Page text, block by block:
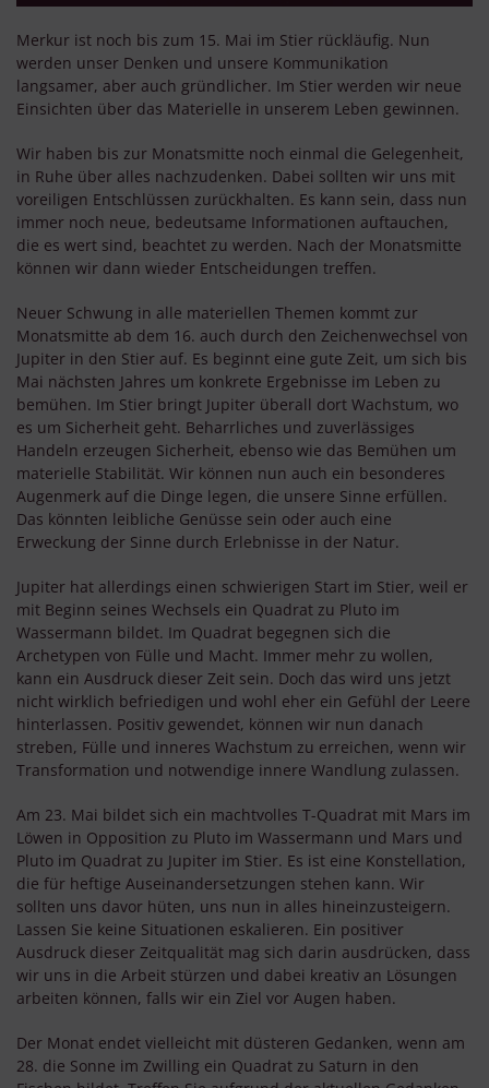
Merkur ist noch bis zum 15. Mai im Stier rückläufig. Nun
werden unser Denken und unsere Kommunikation
langsamer, aber auch gründlicher. Im Stier werden wir neue
Einsichten über das Materielle in unserem Leben gewinnen.
Wir haben bis zur Monatsmitte noch einmal die Gelegenheit,
in Ruhe über alles nachzudenken. Dabei sollten wir uns mit
voreiligen Entschlüssen zurückhalten. Es kann sein, dass nun
immer noch neue, bedeutsame Informationen auftauchen,
die es wert sind, beachtet zu werden. Nach der Monatsmitte
können wir dann wieder Entscheidungen treffen.
Neuer Schwung in alle materiellen Themen kommt zur
Monatsmitte ab dem 16. auch durch den Zeichenwechsel von
Jupiter in den Stier auf. Es beginnt eine gute Zeit, um sich bis
Mai nächsten Jahres um konkrete Ergebnisse im Leben zu
bemühen. Im Stier bringt Jupiter überall dort Wachstum, wo
es um Sicherheit geht. Beharrliches und zuverlässiges
Handeln erzeugen Sicherheit, ebenso wie das Bemühen um
materielle Stabilität. Wir können nun auch ein besonderes
Augenmerk auf die Dinge legen, die unsere Sinne erfüllen.
Das könnten leibliche Genüsse sein oder auch eine
Erweckung der Sinne durch Erlebnisse in der Natur.
Jupiter hat allerdings einen schwierigen Start im Stier, weil er
mit Beginn seines Wechsels ein Quadrat zu Pluto im
Wassermann bildet. Im Quadrat begegnen sich die
Archetypen von Fülle und Macht. Immer mehr zu wollen,
kann ein Ausdruck dieser Zeit sein. Doch das wird uns jetzt
nicht wirklich befriedigen und wohl eher ein Gefühl der Leere
hinterlassen. Positiv gewendet, können wir nun danach
streben, Fülle und inneres Wachstum zu erreichen, wenn wir
Transformation und notwendige innere Wandlung zulassen.
Am 23. Mai bildet sich ein machtvolles T-Quadrat mit Mars im
Löwen in Opposition zu Pluto im Wassermann und Mars und
Pluto im Quadrat zu Jupiter im Stier. Es ist eine Konstellation,
die für heftige Auseinandersetzungen stehen kann. Wir
sollten uns davor hüten, uns nun in alles hineinzusteigern.
Lassen Sie keine Situationen eskalieren. Ein positiver
Ausdruck dieser Zeitqualität mag sich darin ausdrücken, dass
wir uns in die Arbeit stürzen und dabei kreativ an Lösungen
arbeiten können, falls wir ein Ziel vor Augen haben.
Der Monat endet vielleicht mit düsteren Gedanken, wenn am
28. die Sonne im Zwilling ein Quadrat zu Saturn in den